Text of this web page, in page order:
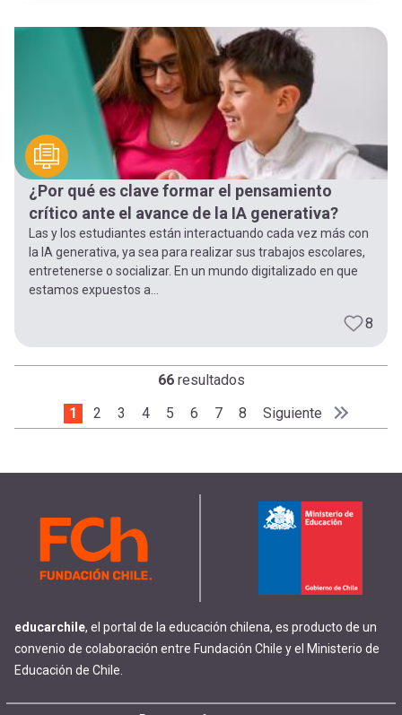
¿Por qué es clave formar el pensamiento
crítico ante el avance de la IA generativa?
Las y los estudiantes están interactuando cada vez más con
la IA generativa, ya sea para realizar sus trabajos escolares,
entretenerse o socializar. En un mundo digitalizado en que
estamos expuestos a...
8
66resultados
PaginaciónPágina actual
1 Page
2 Page
3 Page
4 Page
5 Page
6 Page
7 Page
8 Siguiente página
Siguiente Última
Último »
educarchile, el portal de la educación chilena, es producto de un
convenio de colaboración entre Fundación Chile y el Ministerio de
Educación de Chile.